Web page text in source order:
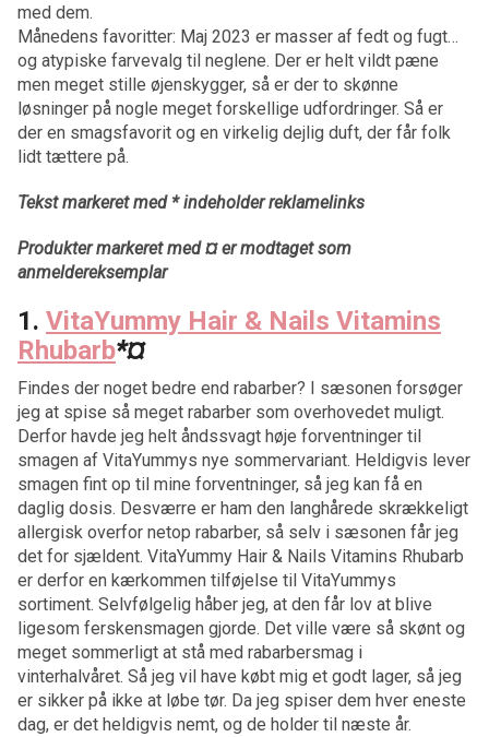
med dem.
Månedens favoritter: Maj 2023 er masser af fedt og fugt…
og atypiske farvevalg til neglene. Der er helt vildt pæne
men meget stille øjenskygger, så er der to skønne
løsninger på nogle meget forskellige udfordringer. Så er
der en smagsfavorit og en virkelig dejlig duft, der får folk
lidt tættere på.
Tekst markeret med * indeholder reklamelinks
Produkter markeret med ¤ er modtaget som
anmeldereksemplar
1. VitaYummy Hair & Nails Vitamins
Rhubarb*¤
Findes der noget bedre end rabarber? I sæsonen forsøger
jeg at spise så meget rabarber som overhovedet muligt.
Derfor havde jeg helt åndssvagt høje forventninger til
smagen af VitaYummys nye sommervariant. Heldigvis lever
smagen fint op til mine forventninger, så jeg kan få en
daglig dosis. Desværre er ham den langhårede skrækkeligt
allergisk overfor netop rabarber, så selv i sæsonen får jeg
det for sjældent. VitaYummy Hair & Nails Vitamins Rhubarb
er derfor en kærkommen tilføjelse til VitaYummys
sortiment. Selvfølgelig håber jeg, at den får lov at blive
ligesom ferskensmagen gjorde. Det ville være så skønt og
meget sommerligt at stå med rabarbersmag i
vinterhalvåret. Så jeg vil have købt mig et godt lager, så jeg
er sikker på ikke at løbe tør. Da jeg spiser dem hver eneste
dag, er det heldigvis nemt, og de holder til næste år.